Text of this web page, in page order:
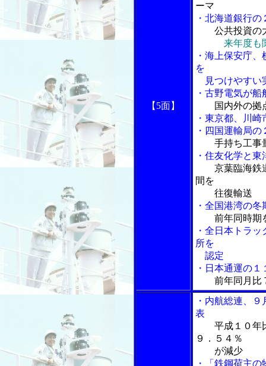
【5面】
ーマ
・北海道銀行
公共投資の大
来年度も
・海上保安庁
を
見つけやすい
・古野電気が
国内外の拠
・東京都、川
・四国運輸局
手持ち工事
・住友化学と
京葉臨海鉄
間を
往復輸送
・全国港湾の
前年同時期
・全日本トラ
所を
認定
・日本通運の
前年同月比
・内航総連、
表
平成１０年
９．５４％
が減少
・「鉄鋼荷主